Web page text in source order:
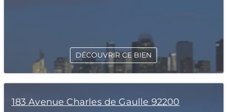
DÉCOUVRIR CE BIEN
183 Avenue Charles de Gaulle 92200